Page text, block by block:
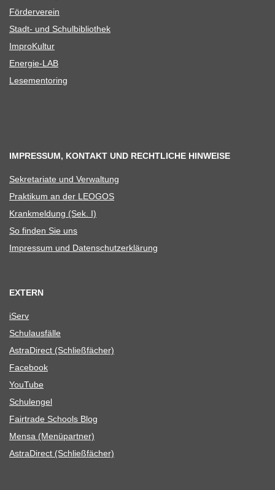
För­der­ver­ein
Stadt- und Schulbibliothek
Impro­Kul­tur
Ener­­gie-LAB
Lese­men­to­ring
IMPRESSUM, KONTAKT UND RECHTLICHE HINWEISE
Sekre­ta­riate und Verwaltung
Prak­ti­kum an der LEOGOS
Krank­mel­dung (Sek. I)
So fin­den Sie uns
Impres­sum und Datenschutzerklärung
EXTERN
iServ
Schul­aus­fälle
Astra­Di­rect (Schließ­fä­cher)
Face­book
You­Tube
Schul­en­gel
Fair­trade Schools Blog
Mensa (Menü­part­ner)
Astra­Di­rect (Schließ­fä­cher)